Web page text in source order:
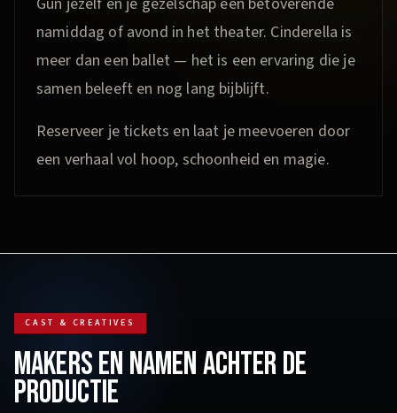
namiddag of avond in het theater. Cinderella is
meer dan een ballet — het is een ervaring die je
samen beleeft en nog lang bijblijft.
Reserveer je tickets en laat je meevoeren door
een verhaal vol hoop, schoonheid en magie.
CAST & CREATIVES
MAKERS EN NAMEN ACHTER DE
PRODUCTIE